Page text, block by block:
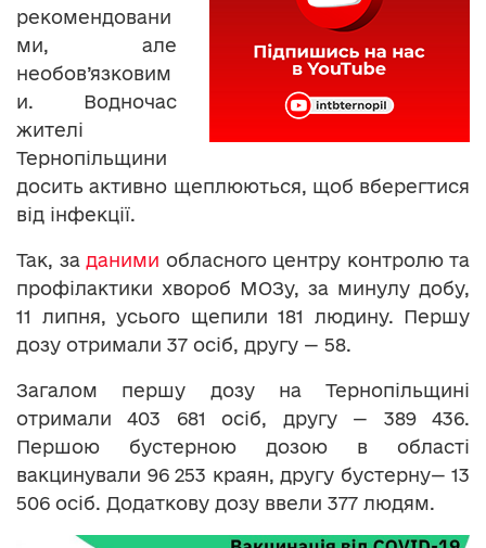
рекомендовани
ми, але
необов’язковим
и. Водночас
жителі
Тернопільщини
досить активно щеплюються, щоб вберегтися
від інфекції.
Так, за даними обласного центру контролю та
профілактики хвороб МОЗу, за минулу добу,
11 липня, усього щепили 181 людину. Першу
дозу отримали 37 осіб, другу — 58.
Загалом першу дозу на Тернопільщині
отримали 403 681 осіб, другу — 389 436.
Першою бустерною дозою в області
вакцинували 96 253 краян, другу бустерну— 13
506 осіб. Додаткову дозу ввели 377 людям.